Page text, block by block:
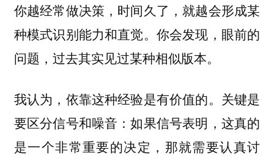
你越经常做决策，时间久了，就越会形成某
种模式识别能力和直觉。你会发现，眼前的
问题，过去其实见过某种相似版本。
我认为，依靠这种经验是有价值的。关键是
要区分信号和噪音：如果信号表明，这真的
是一个非常重要的决定，那就需要认真讨